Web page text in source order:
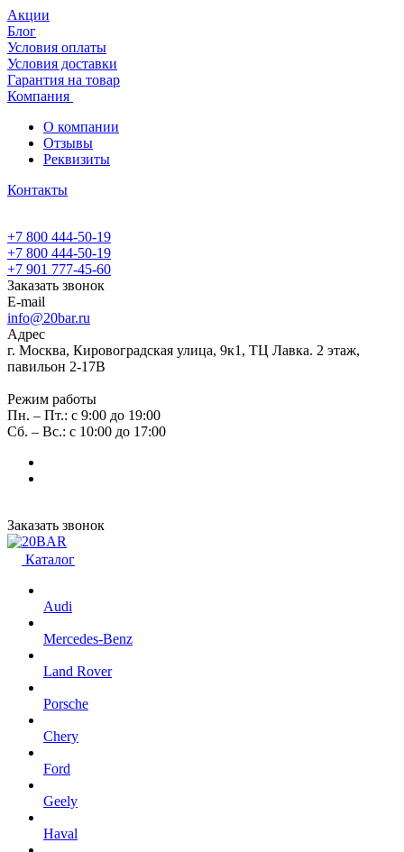
Акции
Блог
Условия оплаты
Условия доставки
Гарантия на товар
Компания
О компании
Отзывы
Реквизиты
Контакты
+7 800 444-50-19
+7 800 444-50-19
+7 901 777-45-60
Заказать звонок
E-mail
info@20bar.ru
Адрес
г. Москва, Кировоградская улица, 9к1, ТЦ Лавка. 2 этаж,
павильон 2-17В
Режим работы
Пн. – Пт.: с 9:00 до 19:00
Сб. – Вс.: с 10:00 до 17:00
Заказать звонок
Каталог
Audi
Mercedes-Benz
Land Rover
Porsche
Chery
Ford
Geely
Haval